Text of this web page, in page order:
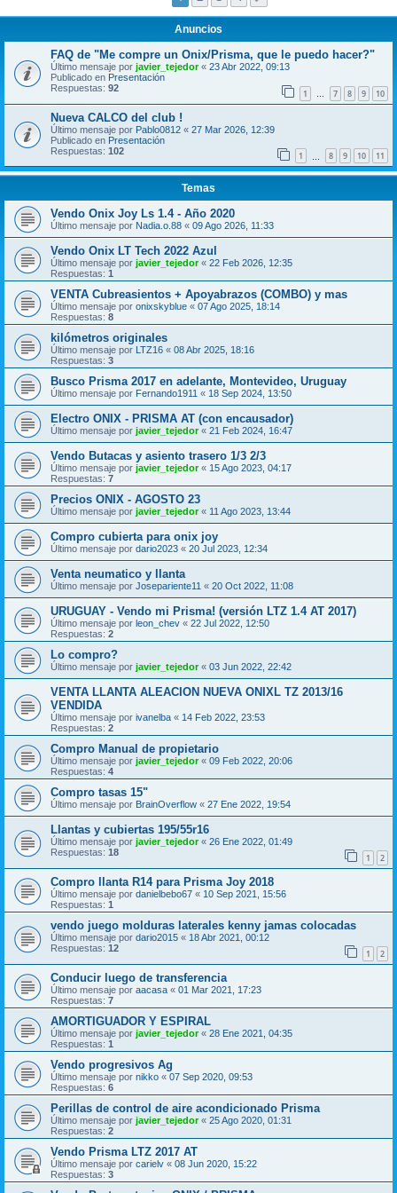
Anuncios
FAQ de "Me compre un Onix/Prisma, que le puedo hacer?"
Último mensaje por javier_tejedor« 23 Abr 2022, 09:13
Publicado en Presentación
Respuestas: 92 1 … 7 8 9 10
Nueva CALCO del club !
Último mensaje por Pablo0812 « 27 Mar 2026, 12:39
Publicado en Presentación
Respuestas: 102 1 8 9 10 11
Temas
Vendo Onix Joy Ls 1.4 - Año 2020
Último mensaje por Nadia.o.88 « 09 Ago 2026, 11:33
Vendo Onix LT Tech 2022 Azul
Último mensaje por javier_tejedor« 22 Feb 2026, 12:35
Respuestas: 1
VENTA Cubreasientos + Apoyabrazos (COMBO) y mas
Último mensaje por onixskyblue « 07 Ago 2025, 18:14
Respuestas: 8
kilómetros originales
Último mensaje por LTZ16 « 08 Abr 2025, 18:16
Respuestas: 3
Busco Prisma 2017 en adelante, Montevideo, Uruguay
Último mensaje por Fernando1911 « 18 Sep 2024, 13:50
Electro ONIX - PRISMA AT (con encausador)
Último mensaje por javier_tejedor« 21 Feb 2024, 16:47
Vendo Butacas y asiento trasero 1/3 2/3
Último mensaje por javier_tejedor« 15 Ago 2023, 04:17
Respuestas: 7
Precios ONIX - AGOSTO 23
Último mensaje por javier_tejedor« 11 Ago 2023, 13:44
Compro cubierta para onix joy
Último mensaje por dario2023 « 20 Jul 2023, 12:34
Venta neumatico y llanta
Último mensaje por Josepariente11 « 20 Oct 2022, 11:08
URUGUAY - Vendo mi Prisma! (versión LTZ 1.4 AT 2017)
Último mensaje por leon_chev « 22 Jul 2022, 12:50
Respuestas: 2
Lo compro?
Último mensaje por javier_tejedor« 03 Jun 2022, 22:42
VENTA LLANTA ALEACION NUEVA ONIXL TZ 2013/16
VENDIDA
Último mensaje por ivanelba « 14 Feb 2022, 23:53
Respuestas: 2
Compro Manual de propietario
Último mensaje por javier_tejedor« 09 Feb 2022, 20:06
Respuestas: 4
Compro tasas 15"
Último mensaje por BrainOverflow « 27 Ene 2022, 19:54
Llantas y cubiertas 195/55r16
Último mensaje por javier_tejedor« 26 Ene 2022, 01:49
Respuestas: 18 1 2
Compro llanta R14 para Prisma Joy 2018
Último mensaje por danielbebo67 « 10 Sep 2021, 15:56
Respuestas: 1
vendo juego molduras laterales kenny jamas colocadas
Último mensaje por dario2015 « 18 Abr 2021, 00:12
Respuestas: 12 1 2
Conducir luego de transferencia
Último mensaje por aacasa « 01 Mar 2021, 17:23
Respuestas: 7
AMORTIGUADOR Y ESPIRAL
Último mensaje por javier_tejedor« 28 Ene 2021, 04:35
Respuestas: 1
Vendo progresivos Ag
Último mensaje por nikko « 07 Sep 2020, 09:53
Respuestas: 6
Perillas de control de aire acondicionado Prisma
Último mensaje por javier_tejedor« 25 Ago 2020, 01:31
Respuestas: 2
Vendo Prisma LTZ 2017 AT
Último mensaje por carielv « 08 Jun 2020, 15:22
Respuestas: 3